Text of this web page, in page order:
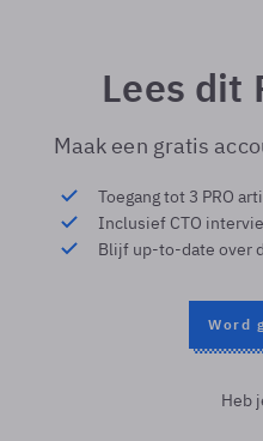
Lees dit
Maak een gratis
Toegang tot 3 PRO
Inclusief CTO
Blijf up-to-date over
Word
Heb